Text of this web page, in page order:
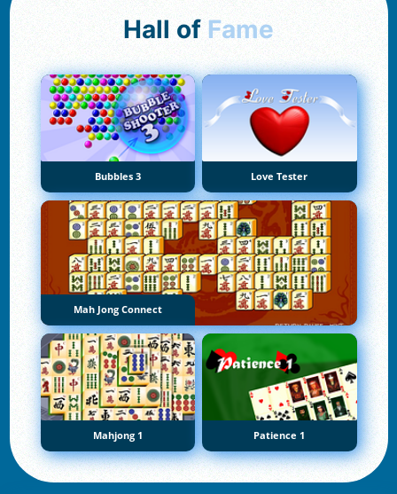
Hall of Fame
Bubbles 3 Love Tester
Mah Jong Connect
Mahjong 1 Patience 1